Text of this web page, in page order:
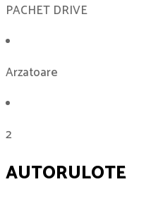
PACHET DRIVE
Arzatoare
2
AUTORULOTE